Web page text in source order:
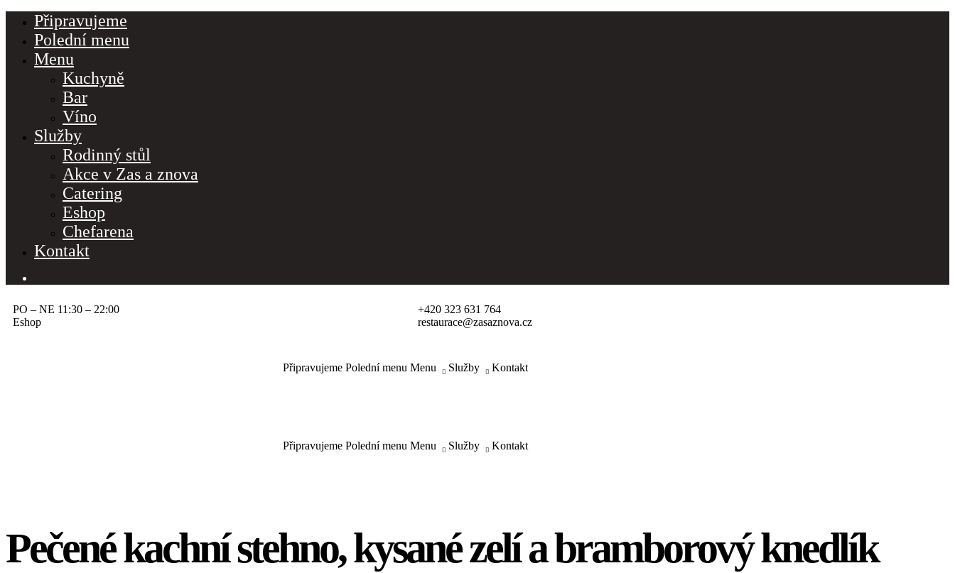
Připravujeme
Polední menu
Menu
Kuchyně
Bar
Víno
Služby
Rodinný stůl
Akce v Zas a znova
Catering
Eshop
Chefarena
Kontakt
PO – NE 11:30 – 22:00
Eshop
+420 323 631 764
restaurace@zasaznova.cz
Připravujeme Polední menu Menu Služby Kontakt
Připravujeme Polední menu Menu Služby Kontakt
Pečené kachní stehno, kysané zelí a bramborový knedlík